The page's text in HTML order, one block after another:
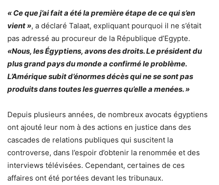
« Ce que j’ai fait a été la première étape de ce qui s’en
vient », a déclaré Talaat, expliquant pourquoi il ne s’était
pas adressé au procureur de la République d’Egypte.
«Nous, les Égyptiens, avons des droits. Le président du
plus grand pays du monde a confirmé le problème.
L’Amérique subit d’énormes décès qui ne se sont pas
produits dans toutes les guerres qu’elle a menées. »
Depuis plusieurs années, de nombreux avocats égyptiens
ont ajouté leur nom à des actions en justice dans des
cascades de relations publiques qui suscitent la
controverse, dans l’espoir d’obtenir la renommée et des
interviews télévisées. Cependant, certaines de ces
affaires ont été portées devant les tribunaux.